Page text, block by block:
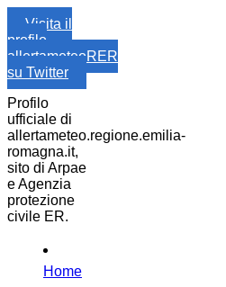
Visita il
profilo
allertameteoRER
su Twitter
Profilo
ufficiale di
allertameteo.regione.emilia-
romagna.it,
sito di Arpae
e Agenzia
protezione
civile ER.
Home